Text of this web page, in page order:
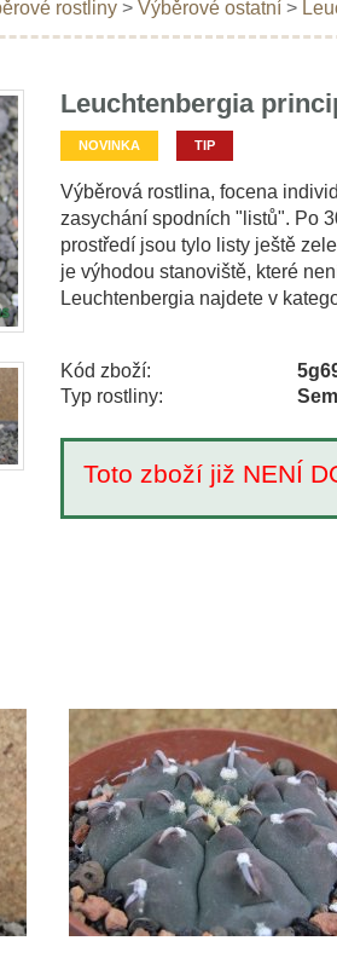
rostliny> Výběrové ostatní>
Leuchtenbergia
NOVINKA TIP
Výběrová rostlina, focena
zasychání spodních "listů". Po
prostředí jsou tylo listy ještě
je výhodou stanoviště, které
Leuchtenbergia najdete v
Kód zboží:
Typ rostliny:
Toto zboží již NENÍ